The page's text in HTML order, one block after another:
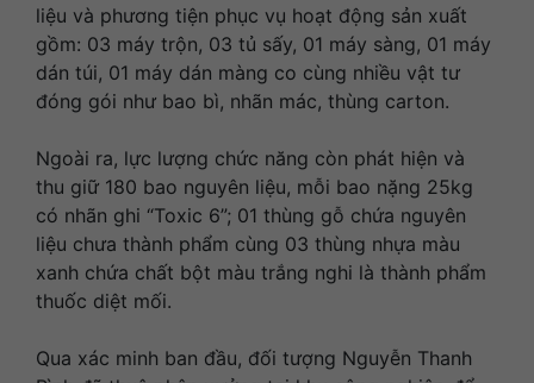
liệu và phương tiện phục vụ hoạt động sản xuất
gồm: 03 máy trộn, 03 tủ sấy, 01 máy sàng, 01 máy
dán túi, 01 máy dán màng co cùng nhiều vật tư
đóng gói như bao bì, nhãn mác, thùng carton.
Ngoài ra, lực lượng chức năng còn phát hiện và
thu giữ 180 bao nguyên liệu, mỗi bao nặng 25kg
có nhãn ghi “Toxic 6”; 01 thùng gỗ chứa nguyên
liệu chưa thành phẩm cùng 03 thùng nhựa màu
xanh chứa chất bột màu trắng nghi là thành phẩm
thuốc diệt mối.
Qua xác minh ban đầu, đối tượng Nguyễn Thanh